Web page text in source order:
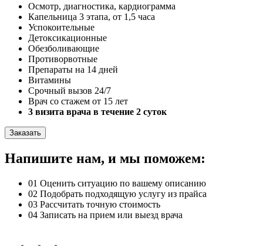
Осмотр, диагностика, кардиограмма
Капельница 3 этапа, от 1,5 часа
Успокоительные
Детоксикационные
Обезболивающие
Противорвотные
Препараты на 14 дней
Витамины
Срочный вызов 24/7
Врач со стажем от 15 лет
3 визита врача в течение 2 суток
Заказать
Напишите нам, и мы поможем:
01 Оценить ситуацию по вашему описанию
02 Подобрать подходящую услугу из прайса
03 Рассчитать точную стоимость
04 Записать на прием или выезд врача